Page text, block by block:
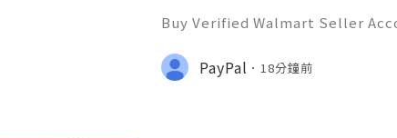
Buy Verified Walmart Seller
lmart has emerged as a
ding a platform for
PayPal 18分鐘前